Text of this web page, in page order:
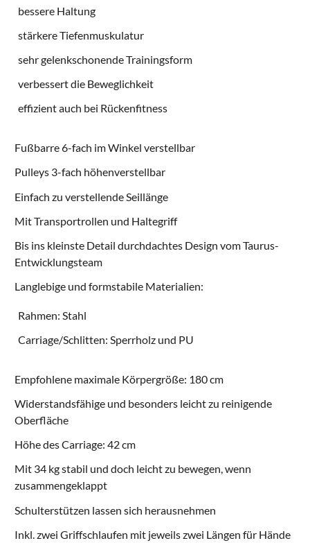
bessere Haltung
stärkere Tiefenmuskulatur
sehr gelenkschonende Trainingsform
verbessert die Beweglichkeit
effizient auch bei Rückenfitness
Fußbarre 6-fach im Winkel verstellbar
Pulleys 3-fach höhenverstellbar
Einfach zu verstellende Seillänge
Mit Transportrollen und Haltegriff
Bis ins kleinste Detail durchdachtes Design vom Taurus-
Entwicklungsteam
Langlebige und formstabile Materialien:
Rahmen: Stahl
Carriage/Schlitten: Sperrholz und PU
Empfohlene maximale Körpergröße: 180 cm
Widerstandsfähige und besonders leicht zu reinigende
Oberfläche
Höhe des Carriage: 42 cm
Mit 34 kg stabil und doch leicht zu bewegen, wenn
zusammengeklappt
Schulterstützen lassen sich herausnehmen
Inkl. zwei Griffschlaufen mit jeweils zwei Längen für Hände